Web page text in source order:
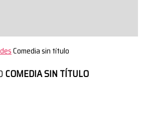
Comedia sin título
COMEDIA SIN TÍTULO